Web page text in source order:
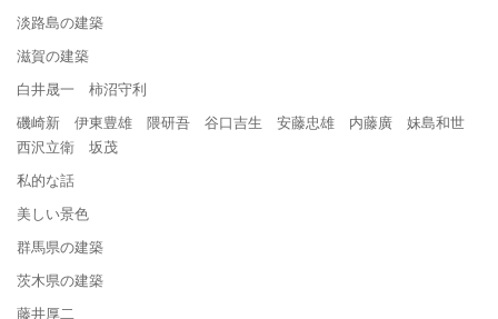
淡路島の建築
滋賀の建築
白井晟一 柿沼守利
磯崎新 伊東豊雄 隈研吾 谷口吉生 安藤忠雄 内藤廣 妹島和世
西沢立衛 坂茂
私的な話
美しい景色
群馬県の建築
茨木県の建築
藤井厚二